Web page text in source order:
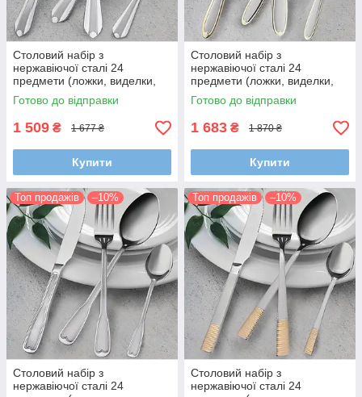
Столовий набір з
нержавіючої сталі 24
предмети (ложки, виделки,
ножі)
Готово до відправки
1 509 ₴ 1 677 ₴
Купити
Столовий набір з
нержавіючої сталі 24
предмети (ложки, виделки,
ножі)
Готово до відправки
1 683 ₴ 1 870 ₴
Купити
Топ продажів –10%
Столовий набір з
нержавіючої сталі 24
Топ продажів –10%
Столовий набір з
нержавіючої сталі 24